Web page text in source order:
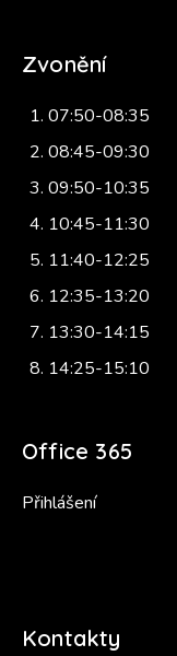
Zvonění
07:50-08:35
08:45-09:30
09:50-10:35
10:45-11:30
11:40-12:25
12:35-13:20
13:30-14:15
14:25-15:10
Office 365
Přihlášení
Kontakty